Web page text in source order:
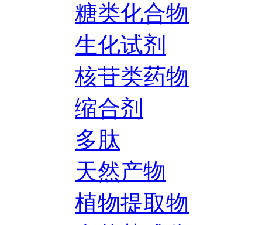
糖类化合物
生化试剂
核苷类药物
缩合剂
多肽
天然产物
植物提取物